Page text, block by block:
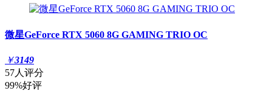
微星GeForce RTX 5060 8G GAMING TRIO OC
￥3149
57人评分
99%好评